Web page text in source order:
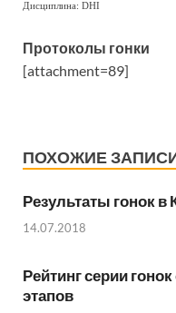
Дисциплина: DHI
Протоколы гонки
[attachment=89]
ПОХОЖИЕ
Результаты гонок
14.07.2018
Рейтинг серии
этапов